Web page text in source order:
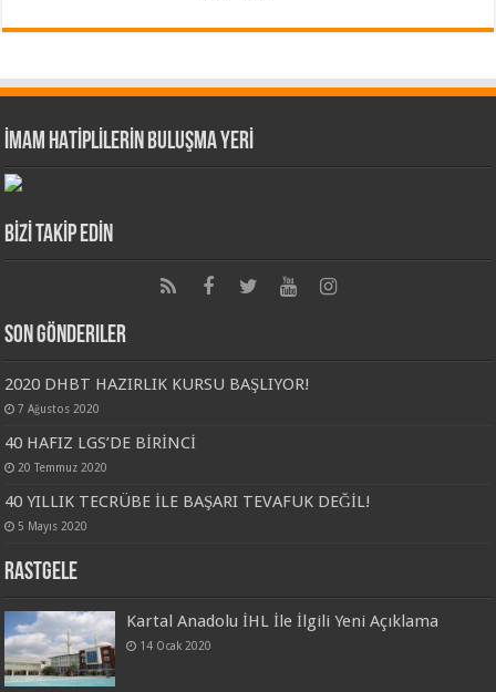
İMAM HATİPLİLERİN BULUŞMA YERİ
BİZİ TAKİP EDİN
Son Gönderiler
2020 DHBT HAZIRLIK KURSU BAŞLIYOR!
7 Ağustos 2020
40 HAFIZ LGS’DE BİRİNCİ
20 Temmuz 2020
40 YILLIK TECRÜBE İLE BAŞARI TEVAFUK DEĞİL!
5 Mayıs 2020
Rastgele
Kartal Anadolu İHL İle İlgili Yeni Açıklama
14 Ocak 2020